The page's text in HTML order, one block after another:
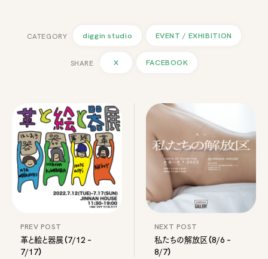
diggin studio EVENT / EXHIBITION
X FACEBOOK
PREV POST
革と絵と器展（7/12 –
7/17）
NEXT POST
私たちの解放区（8/6 –
8/7）